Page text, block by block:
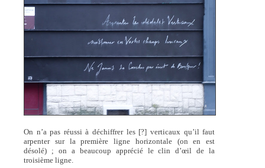
On n’a pas réussi à déchiffrer les [?] verticaux qu’il faut
arpenter sur la première ligne horizontale (on en est
désolé) ; on a beaucoup apprécié le clin d’œil de la
troisième ligne.